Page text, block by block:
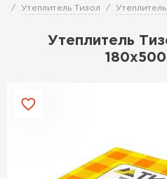
Утеплитель Тизол
Утеплитель
Утеплитель